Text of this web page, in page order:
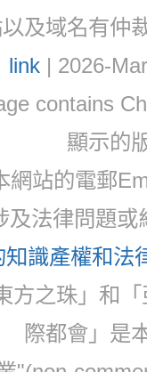
及域名有仲
link| 2026-
contains
顯示的
網站的電郵
及法律問題
知識產權和法
方之珠」和
際都會」是